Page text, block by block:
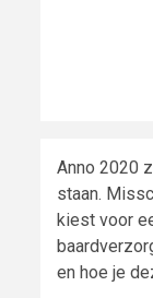
Anno 2020
staan.
kiest voor
en hoe je